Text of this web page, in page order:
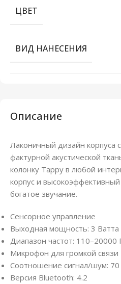
Описание
Лаконичный дизайн корпуса
фактурной акустической
колонку Tappy в любой
корпус и
богатое звучание.
Сенсорное управление
Выходная мощность: 3 Ватта
Диапазон частот: 110–20000
Микрофон для громкой связи
Соотношение сигнал/шум:
Версия Bluetooth: 4.2
ЦВЕТ
ВИД НАНЕСЕНИЯ